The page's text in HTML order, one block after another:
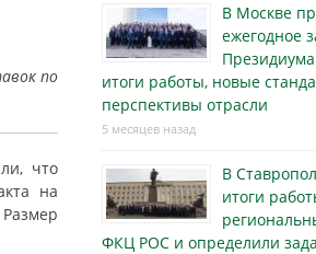
по
что
на
В Москве
ежегодное
итоги работы, новые
перспективы отрасли
5 месяцев назад
В
итоги
ФКЦ РОС и определили